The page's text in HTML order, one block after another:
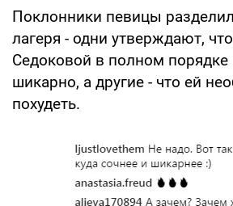
Поклонники певицы
лагеря - одни утверждают,
Седоковой в полном порядке
шикарно, а другие - что ей
похудеть.